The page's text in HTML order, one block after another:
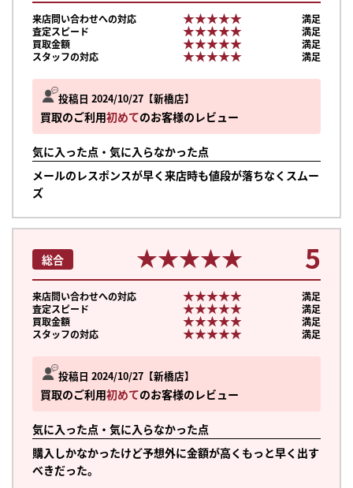
投稿日 2024/10/27 新橋店
買取のご利用初めてのお客様のレビュー
気に入った点・気に入らなかった点
メールのレスポンスが早く来店時も値段が落ちなくスムー
ズ
来店問い合わせへの対応 ★★★★★
★★★★★
満足
査定スピード
★★★★★
★★★★★
満足
買取金額
★★★★★
★★★★★
満足
スタッフの対応
★★★★★
★★★★★ 満足
投稿日 2024/10/27 新橋店
買取のご利用初めてのお客様のレビュー
気に入った点・気に入らなかった点
購入しかなかったけど予想外に金額が高くもっと早く出す
べきだった。
総合 ★★★★★
★★★★★ 5
来店問い合わせへの対応 ★★★★★
★★★★★
満足
査定スピード
★★★★★
★★★★★
満足
買取金額
★★★★★
★★★★★
満足
スタッフの対応
★★★★★
★★★★★ 満足